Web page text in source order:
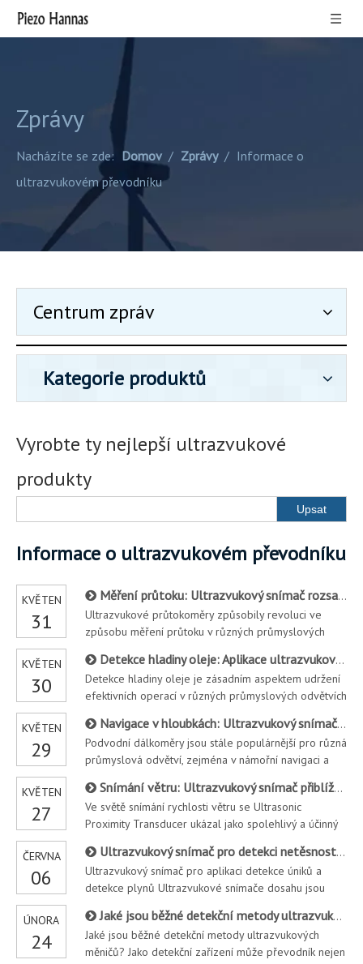
Zprávy
Nacházíte se zde: Domov / Zprávy / Informace o
ultrazvukovém převodníku
Centrum zpráv
Kategorie produktů
Vyrobte ty nejlepší ultrazvukové
produkty
Upsat
Informace o ultrazvukovém převodníku
KVĚTEN
31
Měření průtoku: Ultrazvukový snímač rozsahu v ultrazvukových průtokoměrech
Ultrazvukové průtokoměry způsobily revoluci ve
způsobu měření průtoku v různých průmyslových
monitorování průtoku tekutin. Jednou z klíčových
součástí těchto průtokoměrů je ultrazvukový snímač
rozsahu, který hraje klíčovou roli při měření průtoku
KVĚTEN
30
Detekce hladiny oleje: Aplikace ultrazvukového průtokoměru
Detekce hladiny oleje je zásadním aspektem udržení
efektivních operací v různých průmyslových odvětvích
tento úkol staly oblíbenou volbou. V tomto článku
prozkoumáme, jak fungují ultrazvukové převodníky
průtokoměru, jejich aplikace při detekci hladiny oleje,
a
KVĚTEN
29
Navigace v hloubkách: Ultrazvukový snímač hloubky v podvodních dálkoměrech
Podvodní dálkoměry jsou stále populárnější pro různá
průmyslová odvětví, zejména v námořní navigaci a
světa ultrazvukových hloubkových snímačů,
prozkoumáme, jak fungují, jaké výhody nabízejí oproti
tradičním metodám a
KVĚTEN
27
Snímání větru: Ultrazvukový snímač přiblížení jako snímač rychlosti větru
Ve světě snímání rychlosti větru se Ultrasonic
Proximity Transducer ukázal jako spolehlivý a účinný
článek se ponoří do vnitřního fungování této
inovativní technologie a zkoumá, jak ultrazvukové
snímače přiblížení fungují tak, aby
ČERVNA
06
Ultrazvukový snímač pro detekci netěsností a aplikaci pro detekci plynů
Ultrazvukový snímač pro aplikaci detekce úniků a
detekce plynů Ultrazvukové snímače dosahu jsou
zemědělství, dopravu, život, lékařství a armádu podle
aplikovaných průmyslových odvětví. Podle
realizovaných funkcí je ultrazvukový tr
ÚNORA
24
Jaké jsou běžné detekční metody ultrazvukových měničů?
Jaké jsou běžné detekční metody ultrazvukových
měničů? Jako detekční zařízení může převodník nejen